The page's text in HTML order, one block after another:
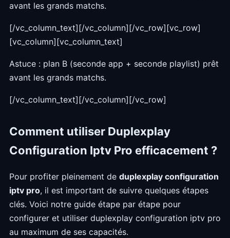
avant les grands matchs.
[/vc_column_text][/vc_column][/vc_row][vc_row]
[vc_column][vc_column_text]
Astuce : plan B (seconde app + seconde playlist) prêt
avant les grands matchs.
[/vc_column_text][/vc_column][/vc_row]
Comment utiliser Duplexplay
Configuration Iptv Pro efficacement ?
Pour profiter pleinement de duplexplay configuration
iptv pro, il est important de suivre quelques étapes
clés. Voici notre guide étape par étape pour
configurer et utiliser duplexplay configuration iptv pro
au maximum de ses capacités.